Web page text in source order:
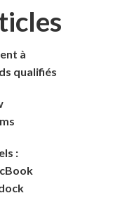
à
qualifiés
: